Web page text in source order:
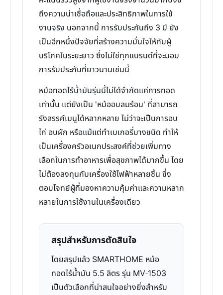
ถึงความน่าเชื่อถือและประสิทธิภาพในการใช้
งานจริง นอกจากนี้ การรับประกันถึง 3 ปี ยัง
เป็นอีกหนึ่งปัจจัยที่สร้างความมั่นใจให้กับผู้
บริโภคในระยะยาว ซึ่งไม่ใช่ทุกแบรนด์ที่จะมอบ
การรับประกันที่ยาวนานเช่นนี้
หม้อทอดไร้น้ำมันรุ่นนี้ไม่ได้จำกัดแค่การทอด
เท่านั้น แต่ยังเป็น 'หม้ออบลมร้อน' ที่สามารถ
รังสรรค์เมนูได้หลากหลาย ไม่ว่าจะเป็นการอบ
ไก่ อบผัก หรือแม้แต่ทำเบเกอรี่บางชนิด ทำให้
เป็นเครื่องครัวอเนกประสงค์ที่ช่วยเพิ่มทาง
เลือกในการทำอาหารเพื่อสุขภาพได้มากขึ้น โดย
ไม่ต้องลงทุนกับเครื่องใช้ไฟฟ้าหลายชิ้น ซึ่ง
ตอบโจทย์ผู้ที่มองหาความคุ้มค่าและความหลาก
หลายในการใช้งานในเครื่องเดียว
สรุปสำหรับการตัดสินใจ
โดยสรุปแล้ว SMARTHOME หม้อ
ทอดไร้น้ำมัน 5.5 ลิตร รุ่น MV-1503
เป็นตัวเลือกที่น่าสนใจอย่างยิ่งสำหรับ